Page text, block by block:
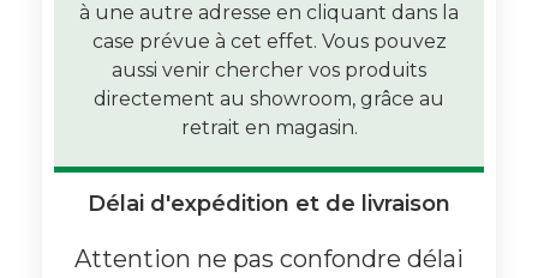
à une autre adresse en cliquant dans la
case prévue à cet effet. Vous pouvez
aussi venir chercher vos produits
directement au showroom, grâce au
retrait en magasin.
Délai d'expédition et de livraison
Attention ne pas confondre délai